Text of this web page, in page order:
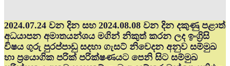
2024.07.24 වන දින සහ 2024.08.08 වන දින දකුණු පළාත්
අධ‍යාපන අමාතයන්ශය මගින් නිකුත් කරන ලද ඉංග්‍රිසි
විෂය ගුරු පුරප්පාඩු සදහා ගැසට් නිවෙදන අනුව සම්මුඛ
හා ප්‍රයොගික පරික් පරික්ෂණයට පෙනි සිට සම්මුඛ